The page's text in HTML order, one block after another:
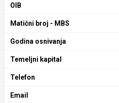
OIB
Matični broj - MBS
Godina osnivanja
Temeljni kapital
Telefon
Email